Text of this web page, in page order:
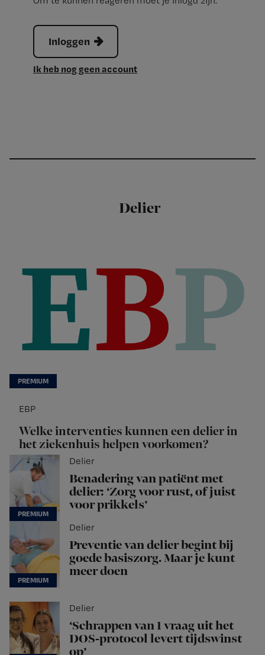
Inloggen
Ik heb nog geen account
Delier
EBP
Welke interventies kunnen een delier in
het ziekenhuis helpen voorkomen?
Delier
Benadering van patiënt met
delier: ‘Zorg voor rust, of juist
voor prikkels’
Delier
Preventie van delier begint bij
goede basiszorg. Maar je kunt
meer doen
Delier
‘Schrappen van 1 vraag uit het
DOS-protocol levert tijdswinst
op’